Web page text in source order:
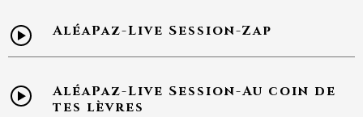
AléaPaz-Live Session-Zap
AléaPaz-Live Session-Au coin de
tes lèvres